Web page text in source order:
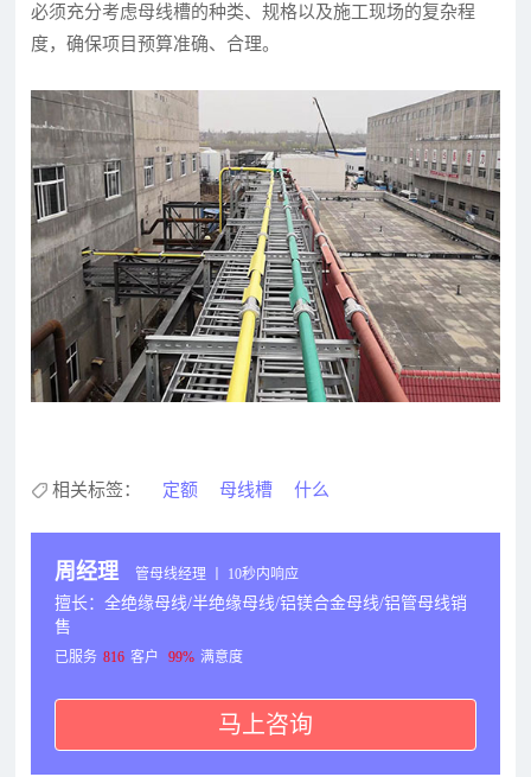
必须充分考虑母线槽的种类、规格以及施工现场的复杂程
度，确保项目预算准确、合理。
相关标签： 定额 母线槽 什么
周经理 管母线经理 丨 10秒内响应
擅长：全绝缘母线/半绝缘母线/铝镁合金母线/铝管母线销
售
已服务 816 客户 99% 满意度
马上咨询